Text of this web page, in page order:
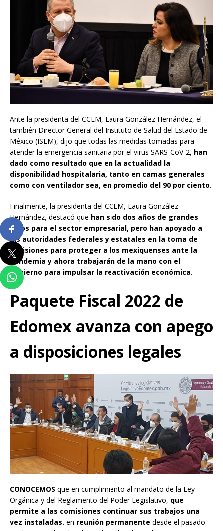
Ante la presidenta del CCEM, Laura González Hernández, el
también Director General del Instituto de Salud del Estado de
México (ISEM), dijo que todas las medidas tomadas para
atender la emergencia sanitaria por el virus SARS-CoV-2, han
dado como resultado que en la actualidad la
disponibilidad hospitalaria, tanto en camas generales
como con ventilador sea, en promedio del 90 por ciento.
Finalmente, la presidenta del CCEM, Laura González
Hernández, destacó que han sido dos años de grandes
retos para el sector empresarial, pero han apoyado a
las autoridades federales y estatales en la toma de
decisiones para proteger a los mexiquenses ante la
pandemia y ahora trabajarán de la mano con el
Gobierno para impulsar la reactivación económica.
Paquete Fiscal 2022 de
Edomex avanza con apego
a disposiciones legales
CONOCEMOS que en cumplimiento al mandato de la Ley
Orgánica y del Reglamento del Poder Legislativo, que
permite a las comisiones continuar sus trabajos una
vez instaladas. en reunión permanente desde el pasado